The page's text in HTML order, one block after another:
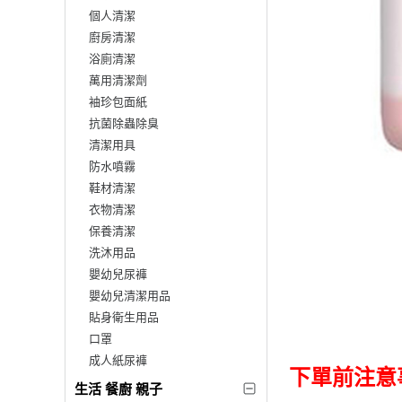
個人清潔
廚房清潔
浴廁清潔
萬用清潔劑
袖珍包面紙
抗菌除蟲除臭
清潔用具
防水噴霧
鞋材清潔
衣物清潔
保養清潔
洗沐用品
嬰幼兒尿褲
嬰幼兒清潔用品
貼身衛生用品
口罩
成人紙尿褲
生活 餐廚 親子 下單前注意